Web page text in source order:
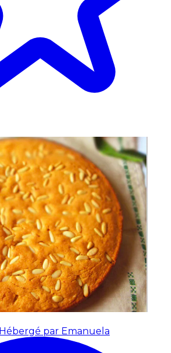
Hébergé par Emanuela